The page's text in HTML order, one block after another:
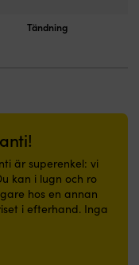
Tändning
är superenkel: vi
kan i lugn och ro
hos en annan
i efterhand. Inga